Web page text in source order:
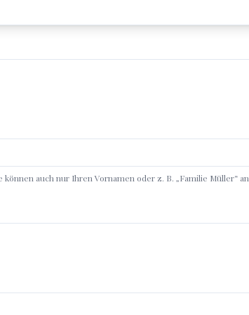
auch nur Ihren Vornamen oder z. B. „Familie Müller“